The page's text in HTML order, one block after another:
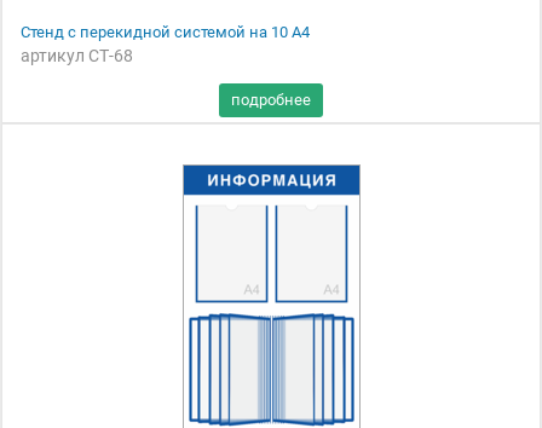
Стенд с перекидной системой на 10 А4
артикул СТ-68